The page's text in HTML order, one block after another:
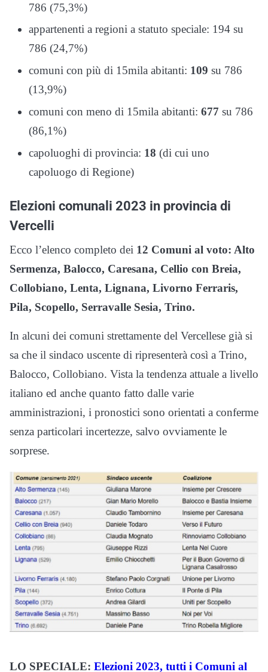
786 (75,3%)
appartenenti a regioni a statuto speciale: 194 su
786 (24,7%)
comuni con più di 15mila abitanti: 109 su 786
(13,9%)
comuni con meno di 15mila abitanti: 677 su 786
(86,1%)
capoluoghi di provincia: 18 (di cui uno
capoluogo di Regione)
Elezioni comunali 2023 in provincia di
Vercelli
Ecco l’elenco completo dei 12 Comuni al voto: Alto
Sermenza, Balocco, Caresana, Cellio con Breia,
Collobiano, Lenta, Lignana, Livorno Ferraris,
Pila, Scopello, Serravalle Sesia, Trino.
In alcuni dei comuni strettamente del Vercellese già si
sa che il sindaco uscente di ripresenterà così a Trino,
Balocco, Collobiano. Vista la tendenza attuale a livello
italiano ed anche quanto fatto dalle varie
amministrazioni, i pronostici sono orientati a conferme
senza particolari incertezze, salvo ovviamente le
sorprese.
LO SPECIALE: Elezioni 2023, tutti i Comuni al